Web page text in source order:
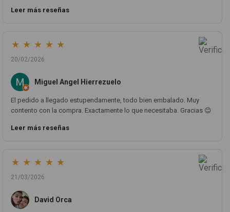
desperfectos que no se aprecian por fotos. Al final todo perfecto, la
Leer más reseñas
★ ★ ★ ★ ★
20/02/2026
Miguel Angel Hierrezuelo
El pedido a llegado estupendamente, todo bien embalado. Muy
contento con la compra. Exactamente lo que necesitaba. Gracias 😊
Leer más reseñas
★ ★ ★ ★ ★
21/03/2026
David Orca